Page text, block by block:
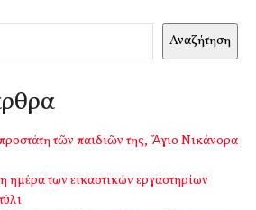
Αναζήτηση
τῶν παιδιῶν της, Ἅγιο Νικάνορα
των εικαστικών εργαστηρίων